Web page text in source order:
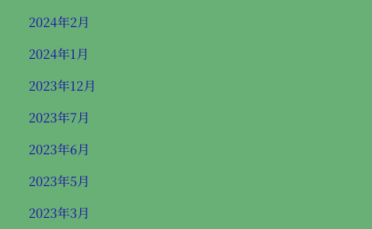
2024年2月
2024年1月
2023年12月
2023年7月
2023年6月
2023年5月
2023年3月